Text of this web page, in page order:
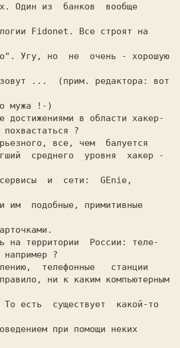
Один из  банков  вообще
Fidonet. Все строят на
Угу, но  не  очень - хорошую
...  (прим. редактора: вот
мужа !-)
достижениями в области хакер-
?
все, чем  балуется
среднего  уровня  хакер -
сервисы  и  сети:  GEnie,
им  подобные, примитивные
на территории  России: теле-
например ?
телефонные   станции
ни к каким компьютерным
То есть  существует  какой-то
при помощи неких